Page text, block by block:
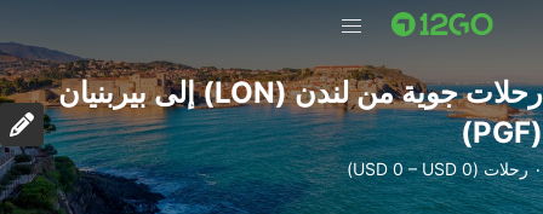
رحلات جوية من لندن (LON) إلى بيربنيان
(PGF)
٠ رحلات (USD 0 – USD 0)